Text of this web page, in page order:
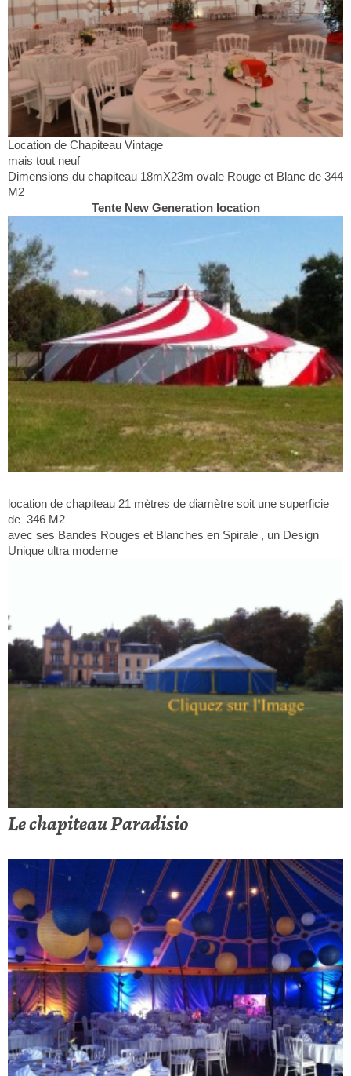
Location de Chapiteau Vintage
mais tout neuf
Dimensions du chapiteau 18mX23m ovale Rouge et Blanc de 344
M2
Tente New Generation location
location de chapiteau 21 mètres de diamètre soit une superficie
de 346 M2
avec ses Bandes Rouges et Blanches en Spirale , un Design
Unique ultra moderne
Le chapiteau Paradisio